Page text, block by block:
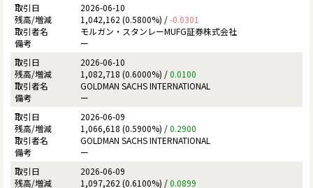
2026-06-10
1,042,162 (0.5800%) /-0.0301
モルガン・スタンレーMUFG証券株式会社
ー
2026-06-10
1,082,718 (0.6000%) /0.0100
GOLDMAN SACHS INTERNATIONAL
ー
2026-06-09
1,066,618 (0.5900%) /0.2900
GOLDMAN SACHS INTERNATIONAL
ー
2026-06-09
1,097,262 (0.6100%) /0.0899